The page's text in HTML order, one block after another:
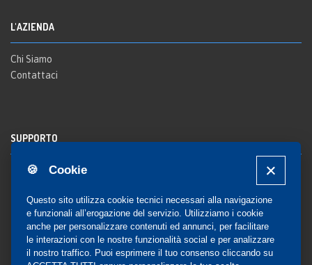
🍪 Cookie
Questo sito utilizza cookie tecnici necessari alla navigazione
e funzionali all’erogazione del servizio. Utilizziamo i cookie
anche per personalizzare contenuti ed annunci, per facilitare
le interazioni con le nostre funzionalità social e per analizzare
il nostro traffico. Puoi esprimere il tuo consenso cliccando su
L'AZIENDA
Chi Siamo
Contattaci
SUPPORTO
Registrazione al sito
Notifica